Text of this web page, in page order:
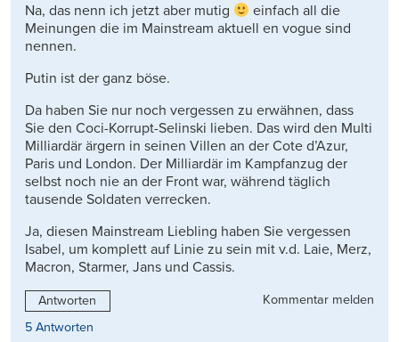
Na, das nenn ich jetzt aber mutig
einfach all die
Meinungen die im Mainstream aktuell en vogue sind
nennen.
Putin ist der ganz böse.
Da haben Sie nur noch vergessen zu erwähnen, dass
Sie den Coci-Korrupt-Selinski lieben. Das wird den Multi
Milliardär ärgern in seinen Villen an der Cote d’Azur,
Paris und London. Der Milliardär im Kampfanzug der
selbst noch nie an der Front war, während täglich
tausende Soldaten verrecken.
Ja, diesen Mainstream Liebling haben Sie vergessen
Isabel, um komplett auf Linie zu sein mit v.d. Laie, Merz,
Macron, Starmer, Jans und Cassis.
Antworten
Kommentar melden
5 Antworten